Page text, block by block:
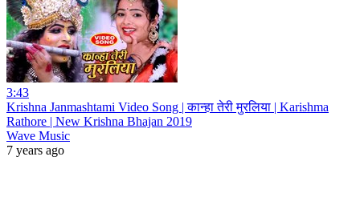
3:43
Krishna Janmashtami Video Song | कान्हा तेरी मुरलिया | Karishma
Rathore | New Krishna Bhajan 2019
Wave Music
7 years ago